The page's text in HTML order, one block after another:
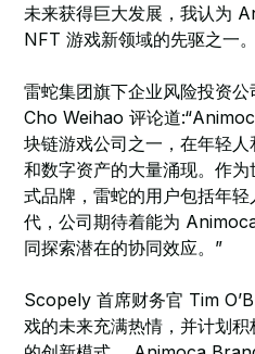
未来获得巨大发展，我认为
NFT 游戏新领域的先驱之一
雷蛇集团旗下企业风险投资
Cho Weihao 评论道
块链游戏公司之一，在年轻
和数字资产的大量涌现。作
式品牌，雷蛇的用户包括年
代，公司期待着能为
同探索潜在的协同效应。”
Scopely 首席财务官 Tim
戏的未来充满热情，并计划